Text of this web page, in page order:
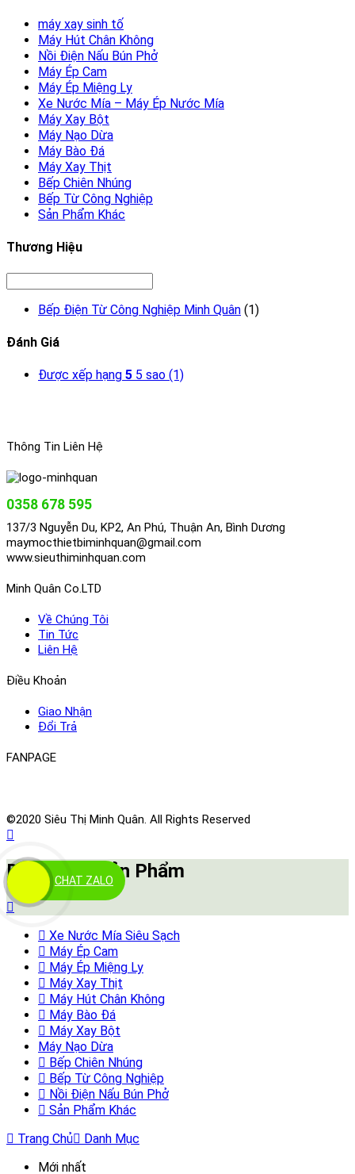
máy xay sinh tố
Máy Hút Chân Không
Nồi Điện Nấu Bún Phở
Máy Ép Cam
Máy Ép Miệng Ly
Xe Nước Mía – Máy Ép Nước Mía
Máy Xay Bột
Máy Nạo Dừa
Máy Bào Đá
Máy Xay Thịt
Bếp Chiên Nhúng
Bếp Từ Công Nghiệp
Sản Phẩm Khác
Thương Hiệu
Bếp Điện Từ Công Nghiệp Minh Quân (1)
Đánh Giá
Được xếp hạng 5 5 sao (1)
CHAT ZALO
Thông Tin Liên Hệ
0358 678 595
137/3 Nguyễn Du, KP2, An Phú, Thuận An, Bình Dương
maymocthietbiminhquan@gmail.com
www.sieuthiminhquan.com
Minh Quân Co.LTD
Về Chúng Tôi
Tin Tức
Liên Hệ
Điều Khoản
Giao Nhận
Đổi Trả
FANPAGE
©2020 Siêu Thị Minh Quân. All Rights Reserved
Danh Mục Sản Phẩm
Xe Nước Mía Siêu Sạch
Máy Ép Cam
Máy Ép Miệng Ly
Máy Xay Thịt
Máy Hút Chân Không
Máy Bào Đá
Máy Xay Bột
Máy Nạo Dừa
Bếp Chiên Nhúng
Bếp Từ Công Nghiệp
Nồi Điện Nấu Bún Phở
Sản Phẩm Khác
Trang Chủ
Danh Mục
Mới nhất